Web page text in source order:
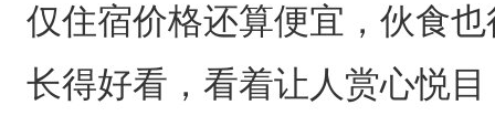
仅住宿价格还算便宜，伙食
长得好看，看着让人赏心悦